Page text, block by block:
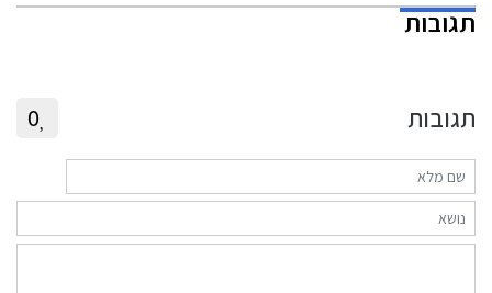
תגובות
תגובות 0